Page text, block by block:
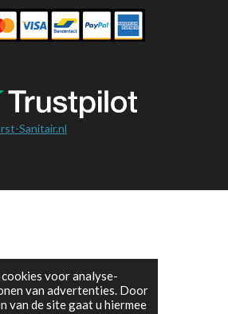
voor analyse-
van advertenties. Door
van de site gaat u hiermee
e
b
o
t
e
r
t
a
g
t
s
A
Sanitair.nl